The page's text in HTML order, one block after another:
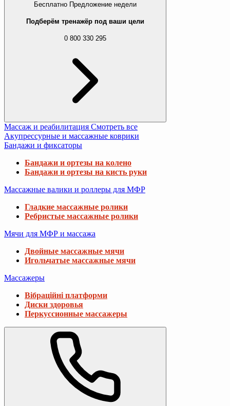
Бесплатно Предложение недели
Подберём тренажёр под ваши цели
0 800 330 295
Массаж и реабилитация Смотреть все
Акупрессурные и массажные коврики
Бандажи и фиксаторы
Бандажи и ортезы на колено
Бандажи и ортезы на кисть руки
Массажные валики и роллеры для МФР
Гладкие массажные ролики
Ребристые массажные ролики
Мячи для МФР и массажа
Двойные массажные мячи
Игольчатые массажные мячи
Массажеры
Вібраційні платформи
Диски здоровья
Перкуссионные массажеры